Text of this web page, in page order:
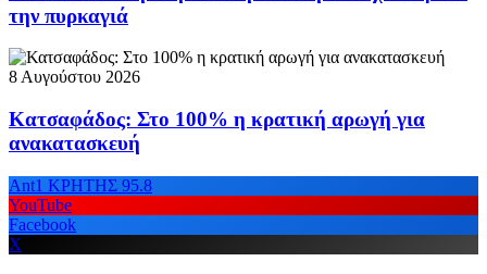
την πυρκαγιά
8 Αυγούστου 2026
Κατσαφάδος: Στο 100% η κρατική αρωγή για
ανακατασκευή
Ant1 ΚΡΗΤΗΣ 95.8
YouTube
Facebook
X